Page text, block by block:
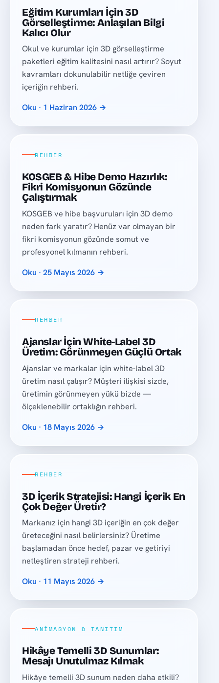
Eğitim Kurumları İçin 3D
Görselleştirme: Anlaşılan Bilgi
Kalıcı Olur
Okul ve kurumlar için 3D görselleştirme
paketleri eğitim kalitesini nasıl artırır? Soyut
kavramları dokunulabilir netliğe çeviren
içeriğin rehberi.
Oku · 1 Haziran 2026 →
REHBER
KOSGEB & Hibe Demo Hazırlık:
Fikri Komisyonun Gözünde
Çalıştırmak
KOSGEB ve hibe başvuruları için 3D demo
neden fark yaratır? Henüz var olmayan bir
fikri komisyonun gözünde somut ve
profesyonel kılmanın rehberi.
Oku · 25 Mayıs 2026 →
REHBER
Ajanslar İçin White-Label 3D
Üretim: Görünmeyen Güçlü Ortak
Ajanslar ve markalar için white-label 3D
üretim nasıl çalışır? Müşteri ilişkisi sizde,
üretimin görünmeyen yükü bizde —
ölçeklenebilir ortaklığın rehberi.
Oku · 18 Mayıs 2026 →
REHBER
3D İçerik Stratejisi: Hangi İçerik En
Çok Değer Üretir?
Markanız için hangi 3D içeriğin en çok değer
üreteceğini nasıl belirlersiniz? Üretime
başlamadan önce hedef, pazar ve getiriyi
netleştiren strateji rehberi.
Oku · 11 Mayıs 2026 →
ANIMASYON & TANITIM
Hikâye Temelli 3D Sunumlar:
Mesajı Unutulmaz Kılmak
Hikâye temelli 3D sunum neden daha etkili?